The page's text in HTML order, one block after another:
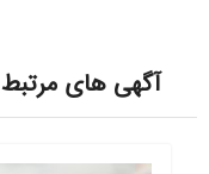
آگهی های مرتبط